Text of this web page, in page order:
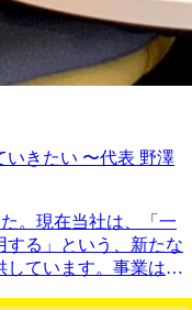
いきたい 〜代表 野澤
。現在当社は、「一
する」という、新たな
しています。事業は急